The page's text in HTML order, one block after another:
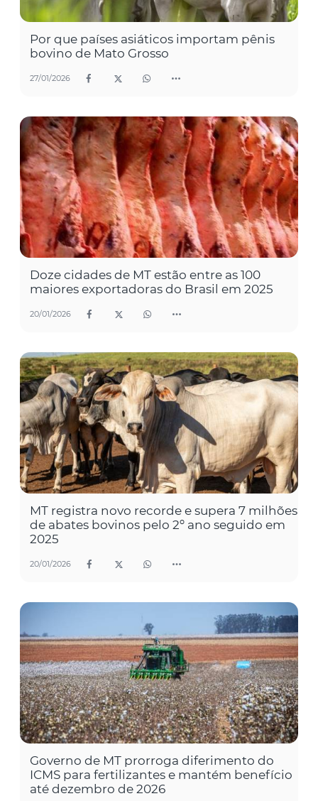
Por que países asiáticos importam pênis
bovino de Mato Grosso
27/01/2026
Doze cidades de MT estão entre as 100
maiores exportadoras do Brasil em 2025
20/01/2026
MT registra novo recorde e supera 7 milhões
de abates bovinos pelo 2º ano seguido em
2025
20/01/2026
Governo de MT prorroga diferimento do
ICMS para fertilizantes e mantém benefício
até dezembro de 2026